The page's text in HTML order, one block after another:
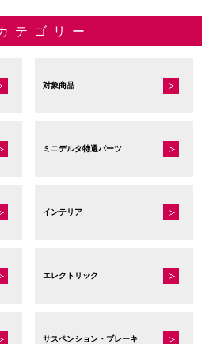
テゴリー
対象商品
ミニデルタ特選パーツ
インテリア
エレクトリック
サスペンション・ブレーキ